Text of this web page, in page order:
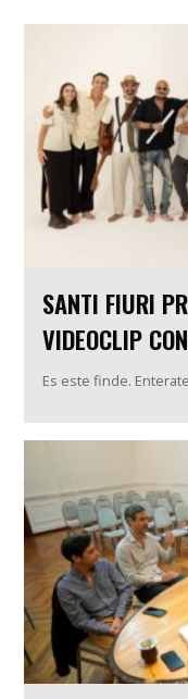
SANTI FIURI
VIDEOCLIP
Es este finde.